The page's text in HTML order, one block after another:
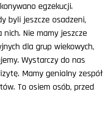
egzekucji.
byli jeszcze osadzeni,
Nie mamy jeszcze
dla grup wiekowych,
Wystarczy do nas
Mamy genialny zespół
To osiem osób, przed